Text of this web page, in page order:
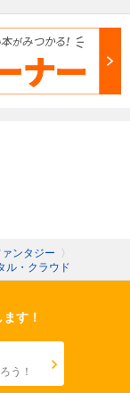
ンタジー 〉
ル・クラウド
す！
う！